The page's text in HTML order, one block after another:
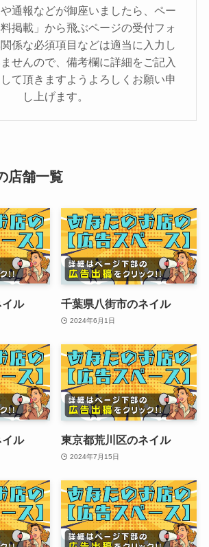
通報などが御座いましたら、ペー
掲載」から飛ぶページの受付フォ
係な必須項目などは適当に入力し
せんので、備考欄に詳細をご記入
て頂きますようよろしくお願い申
し上げます。
店舗一覧
ル 千葉県八街市のネイル
2024年6月1日
ル 東京都荒川区のネイル
2024年7月15日